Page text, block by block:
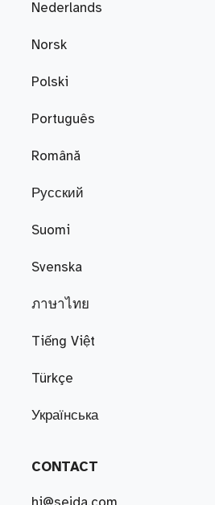
Nederlands
Norsk
Polski
Português
Română
Русский
Suomi
Svenska
ภาษาไทย
Tiếng Việt
Türkçe
Українська
CONTACT